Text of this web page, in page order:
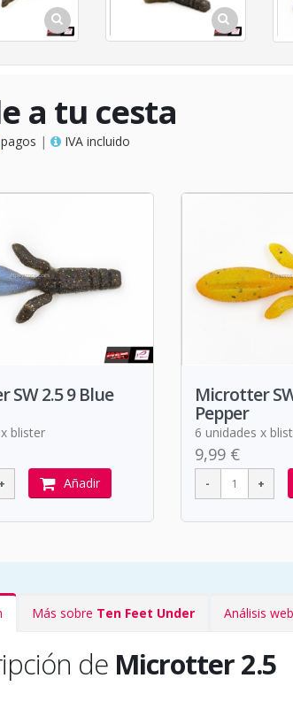
a tu cesta
pagos | IVA incluido
SW 2.5 9 Blue
blister
Añadir
Microtter
Pepper
6 unidades x
9,99 €
Más sobre Ten Feet Under Análisis web
de Microtter 2.5